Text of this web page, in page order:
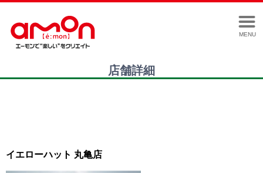
MENU
店舗詳細
イエローハット 丸亀店